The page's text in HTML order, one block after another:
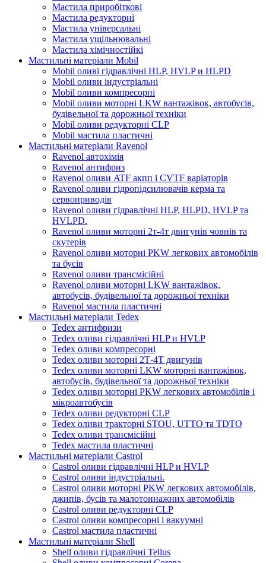
Мастила приробіткові
Мастила редукторні
Мастила універсальні
Мастила ущільнювальні
Мастила хімічностійкі
Мастильні матеріали Mobil
Mobil оливі гідравлічні HLP, HVLP и HLPD
Mobil оливи індустріальні
Mobil оливи компресорні
Mobil оливи моторні LKW вантажівок, автобусів,
будівельної та дорожньої техніки
Mobil оливи редукторні CLP
Mobil мастила пластичні
Мастильні матеріали Ravenol
Ravenol автохімія
Ravenol антифриз
Ravenol оливи ATF акпп і CVTF варіаторів
Ravenol оливи гідропідсилювачів керма та
сервоприводів
Ravenol оливи гідравлічні HLP, HLPD, HVLP та
HVLPD.
Ravenol оливи моторні 2т-4т двигунів човнів та
скутерів
Ravenol оливи моторні PKW легкових автомобілів
та бусів
Ravenol оливи трансмісійні
Ravenol оливи моторні LKW вантажівок,
автобусів, будівельної та дорожньої техніки
Ravenol мастила пластичні
Мастильні матеріали Tedex
Tedex антифризи
Tedex оливи гідравлічні HLP и HVLP
Tedex оливи компресорні
Tedex оливи моторні 2Т-4Т двигунів
Tedex оливи моторні LKW моторні вантажівок,
автобусів, будівельної та дорожньої техніки
Tedex оливи моторні PKW легкових автомобілів і
мікроавтобусів
Tedex оливи редукторні CLP
Tedex оливи тракторні STOU, UTTO та TDTO
Tedex оливи трансмісійні
Tedex мастила пластичні
Мастильні матеріали Castrol
Castrol оливи гідравлічні HLP и HVLP
Castrol оливи індустріальні.
Castrol оливи моторні PKW легкових автомобілів,
джипів, бусів та малотоннажних автомобілів
Castrol оливи редукторні CLP
Castrol оливи компресорні і вакуумні
Castrol мастила пластичні
Мастильні матеріали Shell
Shell оливи гідравлічні Tellus